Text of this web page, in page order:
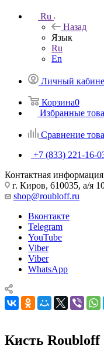
Ru
Назад
Язык
Ru
En
Личный
Корзина0
Избранные
Сравнение
+7 (833) 221-16-
Контактная информация
г. Киров, 610035, а/я
shop@roubloff.ru
Вконтакте
Telegram
YouTube
Viber
Viber
WhatsApp
Кисть